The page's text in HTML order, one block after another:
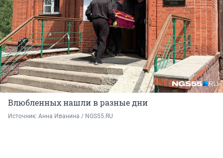
Влюбленных нашли в разные дни
Источник: Анна Иванина / NGS55.RU